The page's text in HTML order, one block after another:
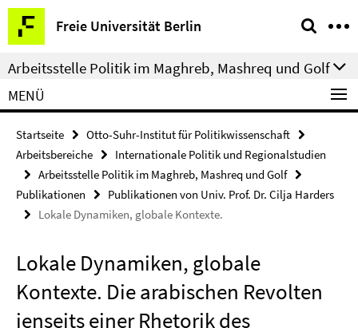
Springe
direkt
zu
Inhalt
Freie Universität Berlin
Service-
Navigation
Arbeitsstelle Politik im Maghreb, Mashreq und Golf
MENÜ
Startseite
Otto-Suhr-Institut für Politikwissenschaft
Arbeitsbereiche
Internationale Politik und Regionalstudien
Arbeitsstelle Politik im Maghreb, Mashreq und Golf
Publikationen
Publikationen von Univ. Prof. Dr. Cilja Harders
Lokale Dynamiken, globale Kontexte.
Lokale Dynamiken, globale
Kontexte. Die arabischen Revolten
jenseits einer Rhetorik des